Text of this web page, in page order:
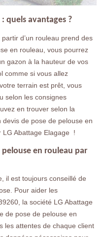
quels avantages ?
d’un rouleau prend des
en rouleau, vous pourrez
gazon à la hauteur de vos
comme si vous allez
terrain est prêt, vous
selon les consignes
en trouver selon la
de pose de pelouse en
LG Abattage Elagage !
en rouleau par
il est toujours conseillé de
Pour aider les
la société LG Abattage
de pose de pelouse en
les attentes de chaque client